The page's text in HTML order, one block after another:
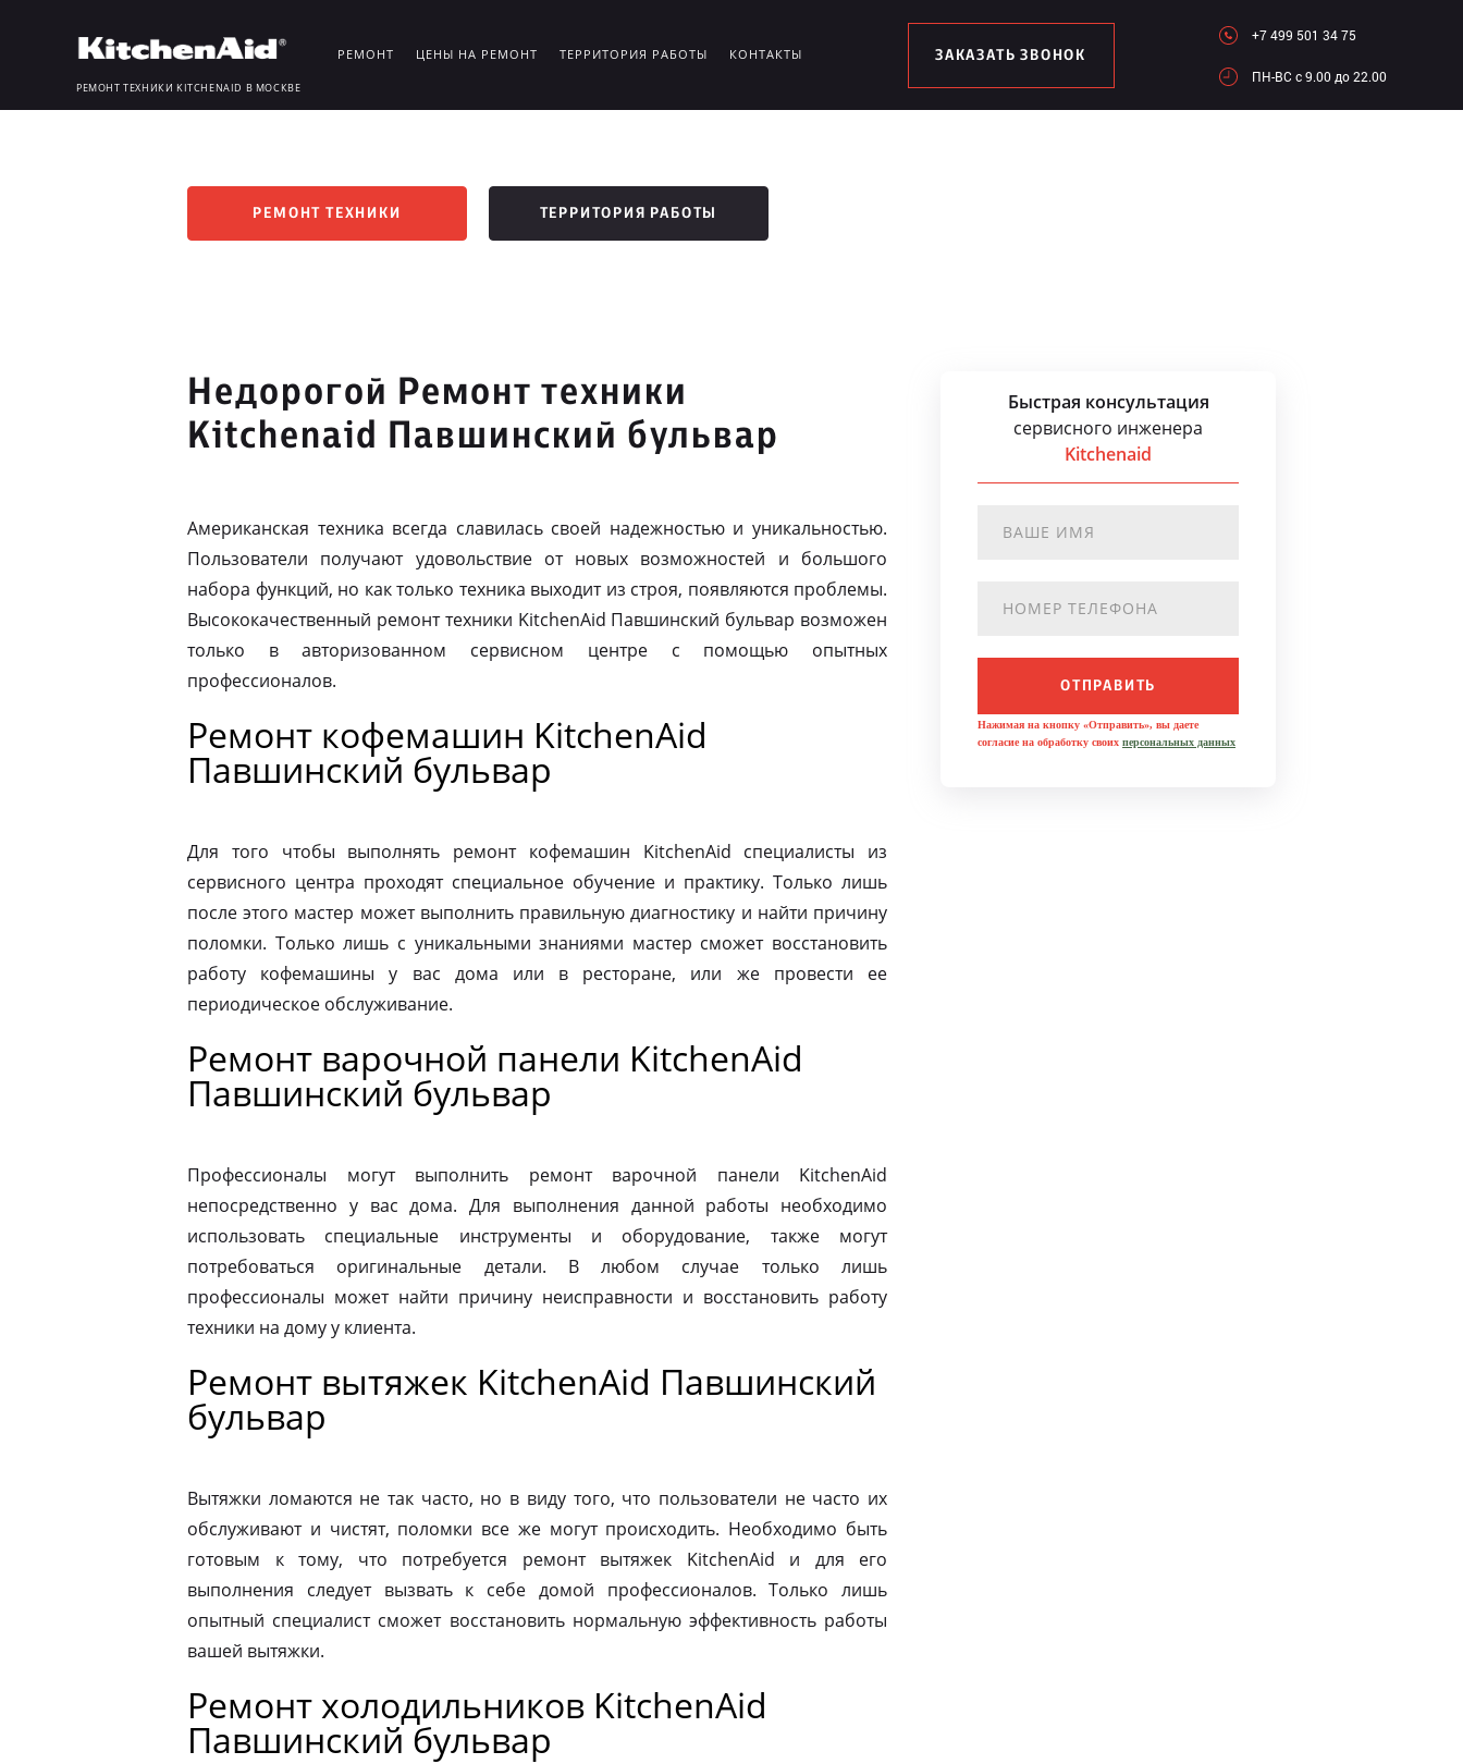
РЕМОНТ ТЕХНИКИ KITCHENAID В МОСКВЕ
РЕМОНТ ЦЕНЫ НА РЕМОНТ ТЕРРИТОРИЯ РАБОТЫ КОНТАКТЫ ЗАКАЗАТЬ ЗВОНОК
+7 499 501 34 75
ПН-ВC c 9.00 до 22.00
РЕМОНТ ТЕХНИКИ ТЕРРИТОРИЯ РАБОТЫ
Недорогой Ремонт техники
Kitchenaid Павшинский бульвар
Американская техника всегда славилась своей надежностью и уникальностью.
Пользователи получают удовольствие от новых возможностей и большого
набора функций, но как только техника выходит из строя, появляются проблемы.
Высококачественный ремонт техники KitchenAid Павшинский бульвар возможен
только в авторизованном сервисном центре с помощью опытных
профессионалов.
Ремонт кофемашин KitchenAid
Павшинский бульвар
Для того чтобы выполнять ремонт кофемашин KitchenAid специалисты из
сервисного центра проходят специальное обучение и практику. Только лишь
после этого мастер может выполнить правильную диагностику и найти причину
поломки. Только лишь с уникальными знаниями мастер сможет восстановить
работу кофемашины у вас дома или в ресторане, или же провести ее
периодическое обслуживание.
Ремонт варочной панели KitchenAid
Павшинский бульвар
Профессионалы могут выполнить ремонт варочной панели KitchenAid
непосредственно у вас дома. Для выполнения данной работы необходимо
использовать специальные инструменты и оборудование, также могут
потребоваться оригинальные детали. В любом случае только лишь
профессионалы может найти причину неисправности и восстановить работу
техники на дому у клиента.
Ремонт вытяжек KitchenAid Павшинский
бульвар
Вытяжки ломаются не так часто, но в виду того, что пользователи не часто их
обслуживают и чистят, поломки все же могут происходить. Необходимо быть
готовым к тому, что потребуется ремонт вытяжек KitchenAid и для его
выполнения следует вызвать к себе домой профессионалов. Только лишь
опытный специалист сможет восстановить нормальную эффективность работы
вашей вытяжки.
Ремонт холодильников KitchenAid
Павшинский бульвар
Быстрая консультация
сервисного инженера
Kitchenaid
ОТПРАВИТЬ
Нажимая на кнопку «Отправить», вы даете
согласие на обработку своих персональных данных